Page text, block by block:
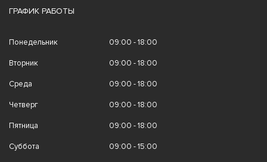
ГРАФИК РАБОТЫ
Понедельник 09:00 - 18:00
Вторник 09:00 - 18:00
Среда 09:00 - 18:00
Четверг 09:00 - 18:00
Пятница 09:00 - 18:00
Суббота 09:00 - 15:00